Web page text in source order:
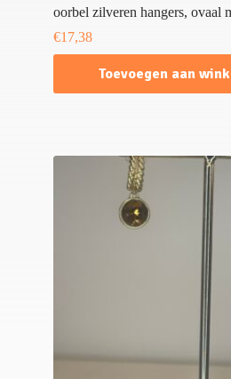
oorbel zilveren hangers, ovaal
€17,38
Toevoegen aan